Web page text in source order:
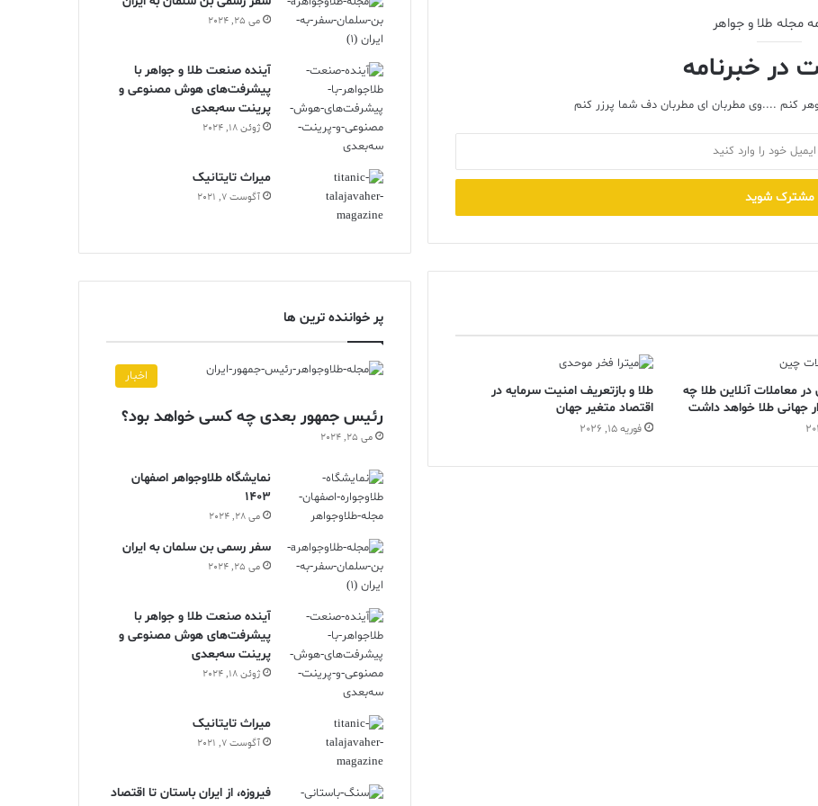
مجله طلا و جواهر
در خبرنامه
کنم ....وی مطربان ای مطربان دف شما پرزر کنم
معاملات آنلاین طلا چه
جهانی طلا خواهد داشت
طلا و بازتعریف امنیت سرمایه در
اقتصاد متغیر جهان
فوریه 15, 2026
می 25, 2024
آینده صنعت طلا و جواهر با
پیشرفت‌های هوش مصنوعی و
پرینت سه‌بعدی
ژوئن 18, 2024
ميراث تايتانيک
آگوست 7, 2021
پر خواننده ترین ها
اخبار
رئیس جمهور بعدی چه کسی خواهد بود؟
می 25, 2024
نمایشگاه طلاوجواهر اصفهان
1403
می 28, 2024
سفر رسمی بن سلمان به ایران
می 25, 2024
آینده صنعت طلا و جواهر با
پیشرفت‌های هوش مصنوعی و
پرینت سه‌بعدی
ژوئن 18, 2024
ميراث تايتانيک
آگوست 7, 2021
فیروزه، از ایران باستان تا اقتصاد